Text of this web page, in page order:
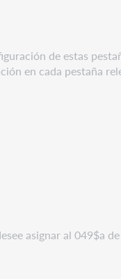
de estas
en cada pestaña
asignar al 049$a